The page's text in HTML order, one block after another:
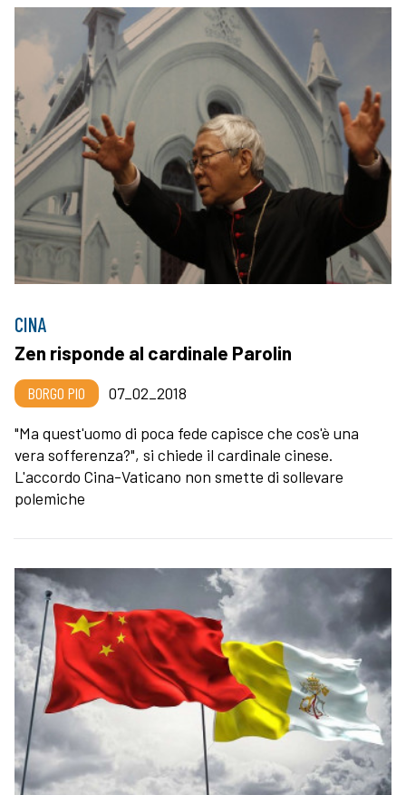
CINA
Zen risponde al cardinale Parolin
BORGO PIO
07_02_2018
"Ma quest'uomo di poca fede capisce che cos'è una
vera sofferenza?", si chiede il cardinale cinese.
L'accordo Cina-Vaticano non smette di sollevare
polemiche